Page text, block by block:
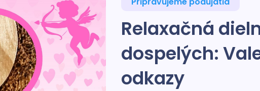
Relaxačná
dospelých:
odkazy